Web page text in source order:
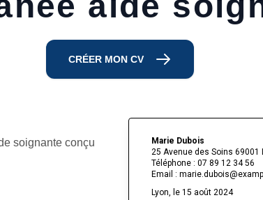
CRÉER MON CV
soignante conçu
Marie Dubois
25 Avenue des Soins 69001
Téléphone : 07 89 12 34 56
Email :
Lyon, le 15 août 2024